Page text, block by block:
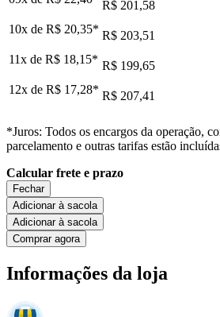
R$ 201,58
10x de R$ 20,35* R$ 203,51
11x de R$ 18,15* R$ 199,65
12x de R$ 17,28* R$ 207,41
*Juros: Todos os encargos da operação,
parcelamento e outras tarifas estão
Calcular frete e prazo
Fechar
Adicionar à sacola
Adicionar à sacola
Comprar agora
Informações da loja